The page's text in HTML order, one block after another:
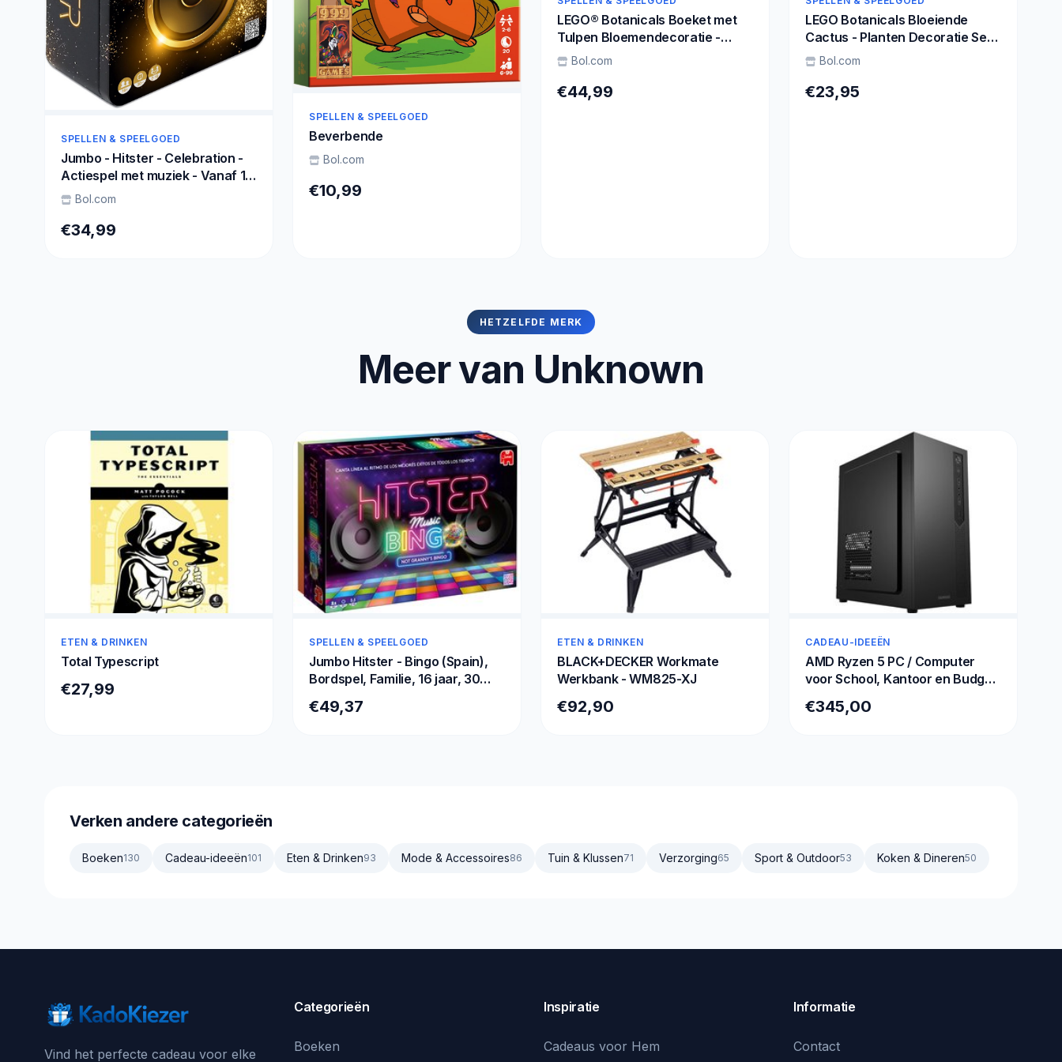
SPELLEN & SPEELGOED
Jumbo - Hitster - Celebration -
Actiespel met muziek - Vanaf 16
jaar - Muziekspel - Luxe editie
Bol.com
€34,99
SPELLEN & SPEELGOED
Beverbende
Bol.com
€10,99
LEGO® Botanicals Boeket met
Tulpen Bloemendecoratie -
11501Bol.com
€44,99
LEGO Botanicals Bloeiende
Cactus - Planten Decoratie Set -
11509
Bol.com
€23,95
HETZELFDE MERK
Meer van Unknown
ETEN & DRINKEN
Total Typescript
€27,99
SPELLEN & SPEELGOED
Jumbo Hitster - Bingo (Spain),
Bordspel, Familie, 16 jaar, 30
€49,37
ETEN & DRINKEN
BLACK+DECKER Workmate
Werkbank - WM825-XJ
€92,90
CADEAU-IDEEËN
AMD Ryzen 5 PC / Computer
voor School, Kantoor en Budget
250GB SSD - RX Vega 11 - WIFI -
€345,00
Verken andere categorieën
Boeken130 Cadeau-ideeën101 Eten & Drinken93 Mode & Accessoires86 Tuin & Klussen71 Verzorging65 Sport & Outdoor53 Koken & Dineren50
Vind het perfecte cadeau voor elke
Categorieën
Boeken
Inspiratie
Cadeaus voor Hem
Informatie
Contact